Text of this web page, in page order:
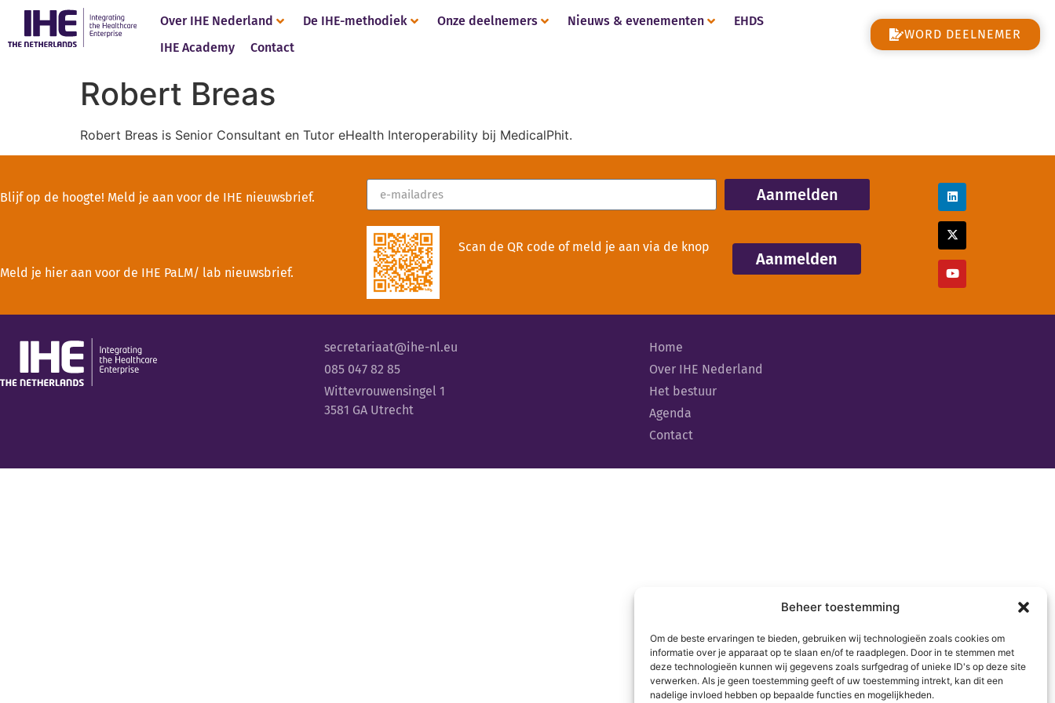
Beheer toestemming
Om de beste ervaringen te bieden, gebruiken wij technologieën zoals cookies om
informatie over je apparaat op te slaan en/of te raadplegen. Door in te stemmen met
deze technologieën kunnen wij gegevens zoals surfgedrag of unieke ID's op deze site
verwerken. Als je geen toestemming geeft of uw toestemming intrekt, kan dit een
nadelige invloed hebben op bepaalde functies en mogelijkheden.
Over IHE Nederland De IHE-methodiek Onze deelnemers Nieuws & evenementen
EHDS
IHE Academy
Contact
WORD DEELNEMER
Robert Breas
Robert Breas is Senior Consultant en Tutor eHealth Interoperability bij MedicalPhit.
Blijf op de hoogte! Meld je aan voor de IHE nieuwsbrief.
Meld je hier aan voor de IHE PaLM/ lab nieuwsbrief.
Aanmelden
Scan de QR code of meld je aan via de knop
Aanmelden
secretariaat@ihe-nl.eu
085 047 82 85
Wittevrouwensingel 1
3581 GA Utrecht
Home
Over IHE Nederland
Het bestuur
Agenda
Contact